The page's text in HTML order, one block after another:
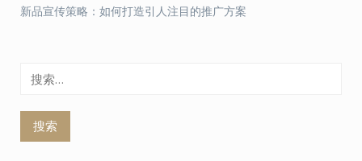
新品宣传策略：如何打造引人注目的推广方案